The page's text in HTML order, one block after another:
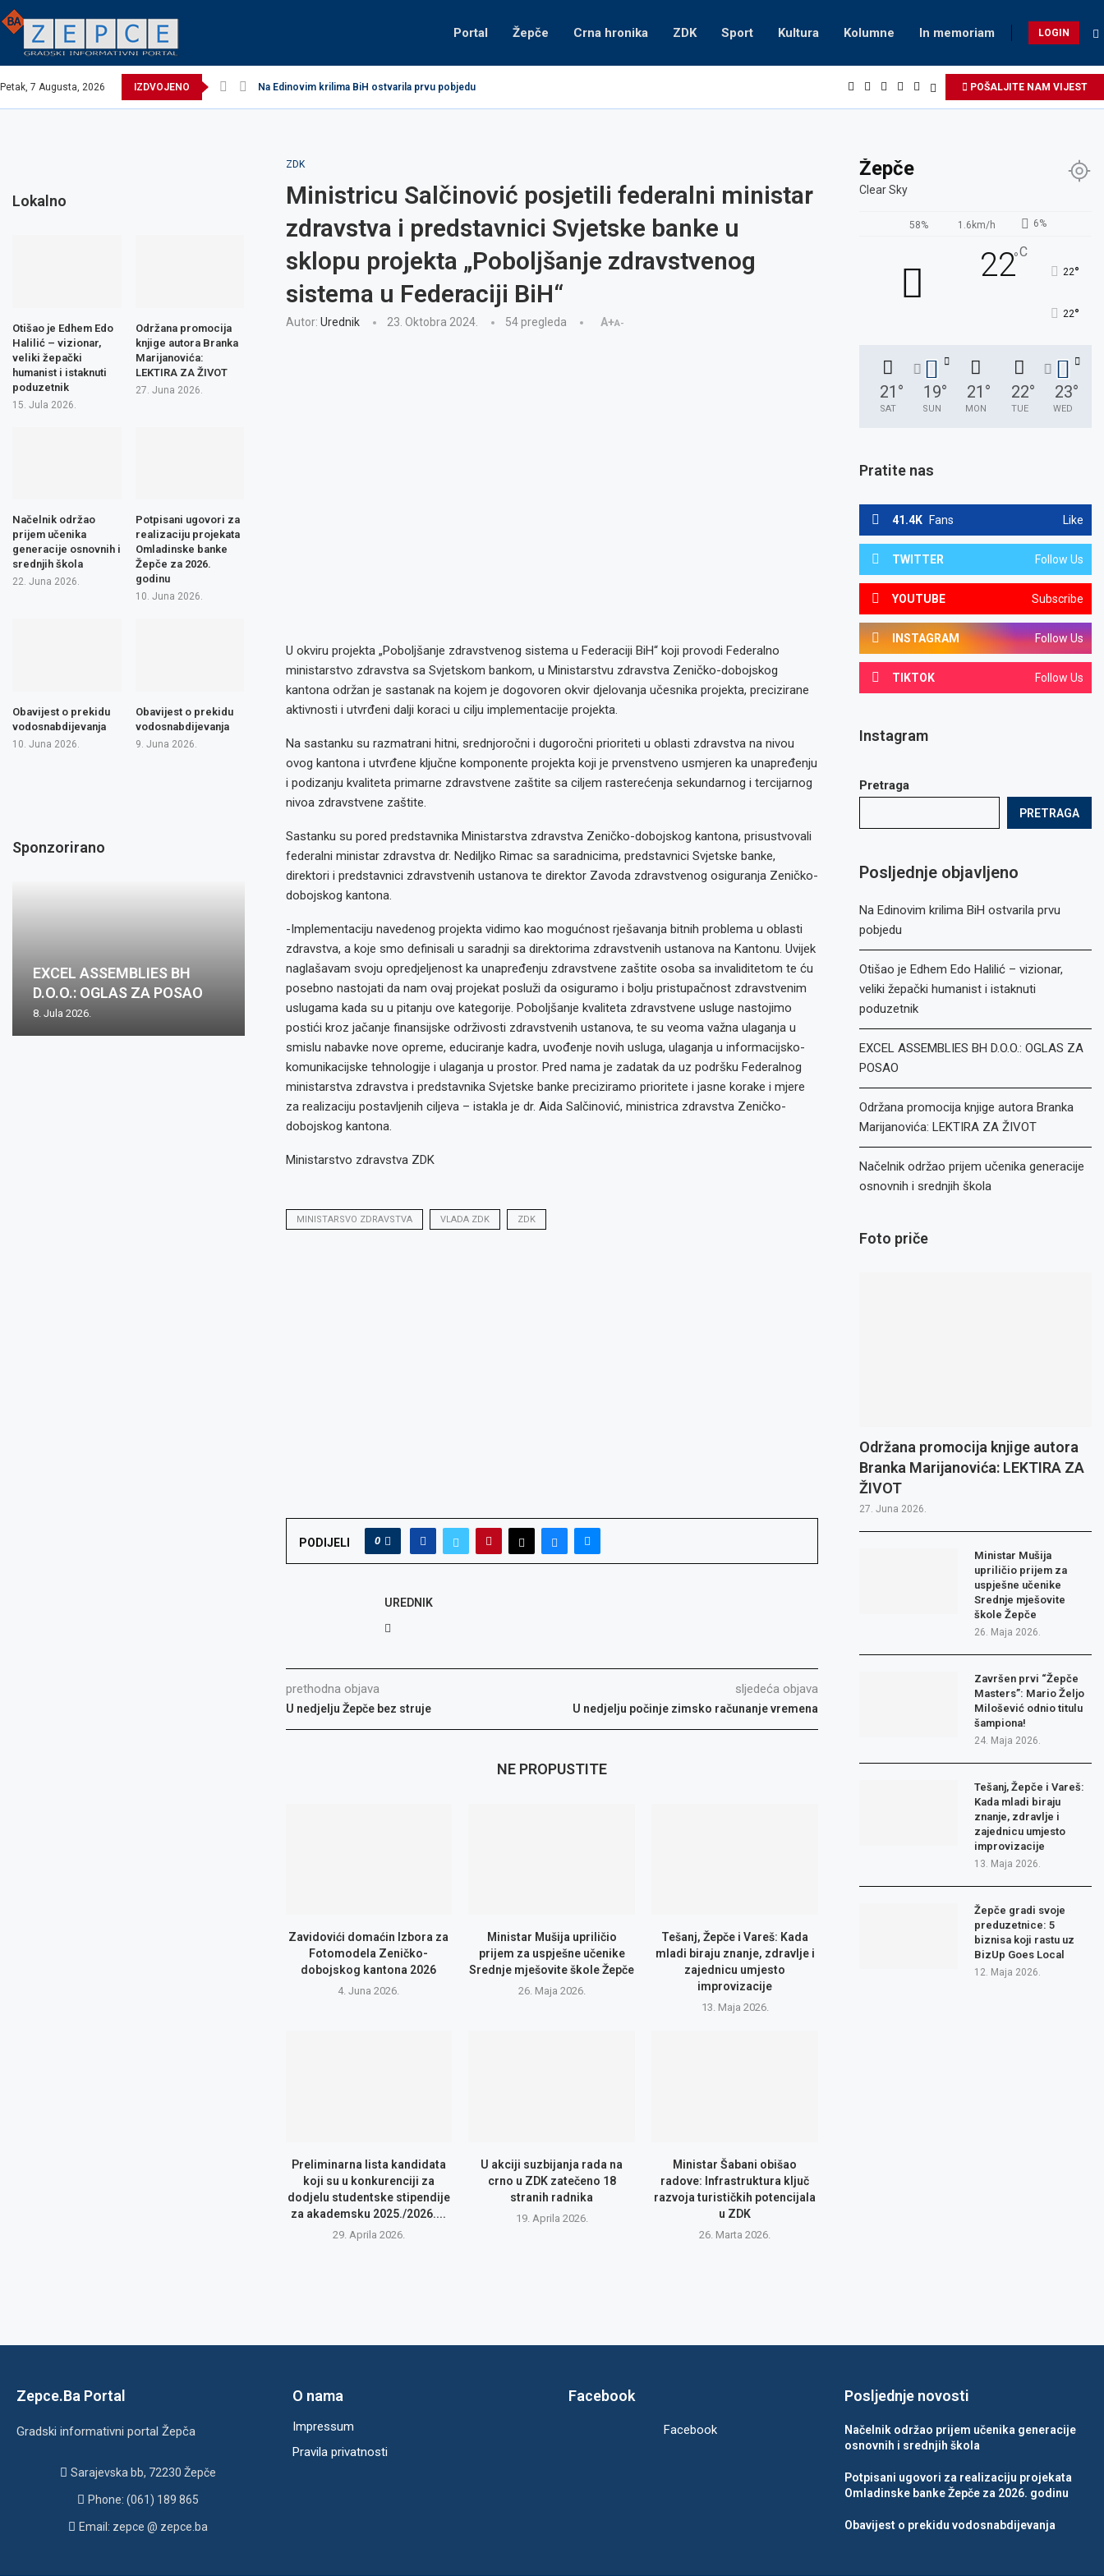
Portal Žepče Crna hronika ZDK Sport Kultura Kolumne In memoriam LOGIN
Petak, 7 Augusta, 2026 IZDVOJENO Na Edinovim krilima BiH ostvarila prvu pobjedu POŠALJITE NAM VIJEST
ZDK
Ministricu Salčinović posjetili federalni ministar
zdravstva i predstavnici Svjetske banke u
sklopu projekta „Poboljšanje zdravstvenog
sistema u Federaciji BiH“
Autor: Urednik 23. Oktobra 2024. 54pregleda A+A-
U okviru projekta „Poboljšanje zdravstvenog sistema u Federaciji BiH“ koji provodi Federalno
ministarstvo zdravstva sa Svjetskom bankom, u Ministarstvu zdravstva Zeničko-dobojskog
kantona održan je sastanak na kojem je dogovoren okvir djelovanja učesnika projekta, precizirane
aktivnosti i utvrđeni dalji koraci u cilju implementacije projekta.
Na sastanku su razmatrani hitni, srednjoročni i dugoročni prioriteti u oblasti zdravstva na nivou
ovog kantona i utvrđene ključne komponente projekta koji je prvenstveno usmjeren ka unapređenju
i podizanju kvaliteta primarne zdravstvene zaštite sa ciljem rasterećenja sekundarnog i tercijarnog
nivoa zdravstvene zaštite.
Sastanku su pored predstavnika Ministarstva zdravstva Zeničko-dobojskog kantona, prisustvovali
federalni ministar zdravstva dr. Nediljko Rimac sa saradnicima, predstavnici Svjetske banke,
direktori i predstavnici zdravstvenih ustanova te direktor Zavoda zdravstvenog osiguranja Zeničko-
dobojskog kantona.
-Implementaciju navedenog projekta vidimo kao mogućnost rješavanja bitnih problema u oblasti
zdravstva, a koje smo definisali u saradnji sa direktorima zdravstvenih ustanova na Kantonu. Uvijek
naglašavam svoju opredjeljenost ka unapređenju zdravstvene zaštite osoba sa invaliditetom te ću
posebno nastojati da nam ovaj projekat posluži da osiguramo i bolju pristupačnost zdravstvenim
uslugama kada su u pitanju ove kategorije. Poboljšanje kvaliteta zdravstvene usluge nastojimo
postići kroz jačanje finansijske održivosti zdravstvenih ustanova, te su veoma važna ulaganja u
smislu nabavke nove opreme, educiranje kadra, uvođenje novih usluga, ulaganja u informacijsko-
komunikacijske tehnologije i ulaganja u prostor. Pred nama je zadatak da uz podršku Federalnog
ministarstva zdravstva i predstavnika Svjetske banke preciziramo prioritete i jasne korake i mjere
za realizaciju postavljenih ciljeva – istakla je dr. Aida Salčinović, ministrica zdravstva Zeničko-
dobojskog kantona.
Ministarstvo zdravstva ZDK
MINISTARSVO ZDRAVSTVA VLADA ZDK ZDK
PODIJELI 0
UREDNIK
prethodna objava
U nedjelju Žepče bez struje
sljedeća objava
U nedjelju počinje zimsko računanje vremena
NE PROPUSTITE
Zavidovići domaćin Izbora za
Fotomodela Zeničko-
dobojskog kantona 2026
4. Juna 2026.
Ministar Mušija upriličio
prijem za uspješne učenike
Srednje mješovite škole Žepče
26. Maja 2026.
Tešanj, Žepče i Vareš: Kada
mladi biraju znanje, zdravlje i
zajednicu umjesto
improvizacije
13. Maja 2026.
Preliminarna lista kandidata
koji su u konkurenciji za
dodjelu studentske stipendije
za akademsku 2025./2026....
29. Aprila 2026.
U akciji suzbijanja rada na
crno u ZDK zatečeno 18
stranih radnika
19. Aprila 2026.
Ministar Šabani obišao
radove: Infrastruktura ključ
razvoja turističkih potencijala
u ZDK
26. Marta 2026.
Žepče
Clear Sky
58% 1.6km/h 6%
22°C
22°
22°
21 °
SAT
19°
SUN
21 °
MON
22°
TUE
23°
WED
Pratite nas
41.4K Fans Like
TWITTER Follow Us
YOUTUBE Subscribe
INSTAGRAM Follow Us
TIKTOK Follow Us
Instagram
Pretraga
PRETRAGA
Posljednje objavljeno
Na Edinovim krilima BiH ostvarila prvu
pobjedu
Otišao je Edhem Edo Halilić – vizionar,
veliki žepački humanist i istaknuti
poduzetnik
EXCEL ASSEMBLIES BH D.O.O.: OGLAS ZA
POSAO
Održana promocija knjige autora Branka
Marijanovića: LEKTIRA ZA ŽIVOT
Načelnik održao prijem učenika generacije
osnovnih i srednjih škola
Foto priče
Održana promocija knjige autora
Branka Marijanovića: LEKTIRA ZA
ŽIVOT
27. Juna 2026.
Ministar Mušija
upriličio prijem za
uspješne učenike
Srednje mješovite
škole Žepče
26. Maja 2026.
Završen prvi “Žepče
Masters”: Mario Željo
Milošević odnio titulu
šampiona!
24. Maja 2026.
Tešanj, Žepče i Vareš:
Kada mladi biraju
znanje, zdravlje i
zajednicu umjesto
improvizacije
13. Maja 2026.
Žepče gradi svoje
preduzetnice: 5
biznisa koji rastu uz
BizUp Goes Local
12. Maja 2026.
Lokalno
Otišao je Edhem Edo
Halilić – vizionar,
veliki žepački
humanist i istaknuti
poduzetnik
15. Jula 2026.
Održana promocija
knjige autora Branka
Marijanovića:
LEKTIRA ZA ŽIVOT
27. Juna 2026.
Načelnik održao
prijem učenika
generacije osnovnih i
srednjih škola
22. Juna 2026.
Potpisani ugovori za
realizaciju projekata
Omladinske banke
Žepče za 2026.
godinu
10. Juna 2026.
Obavijest o prekidu
vodosnabdijevanja
10. Juna 2026.
Obavijest o prekidu
vodosnabdijevanja
9. Juna 2026.
Sponzorirano
EXCEL ASSEMBLIES BH
D.O.O.: OGLAS ZA POSAO
8. Jula 2026.
Zepce.Ba Portal
Gradski informativni portal Žepča
Sarajevska bb, 72230 Žepče
Phone: (061) 189 865
Email: zepce @ zepce.ba
O nama
Impressum
Pravila privatnosti
Facebook
Facebook
Posljednje novosti
Načelnik održao prijem učenika generacije
osnovnih i srednjih škola
Potpisani ugovori za realizaciju projekata
Omladinske banke Žepče za 2026. godinu
Obavijest o prekidu vodosnabdijevanja